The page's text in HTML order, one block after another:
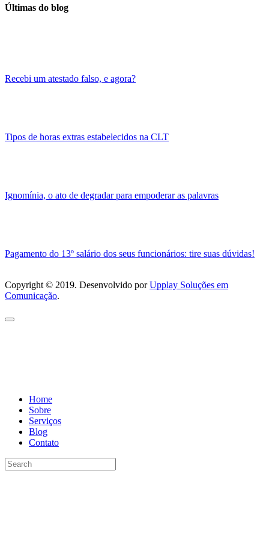
Últimas do blog
Recebi um atestado falso, e agora?
Tipos de horas extras estabelecidos na CLT
Ignomínia, o ato de degradar para empoderar as palavras
Pagamento do 13º salário dos seus funcionários: tire suas dúvidas!
Copyright © 2019. Desenvolvido porUpplay Soluções em
Comunicação.
Home
Sobre
Serviços
Blog
Contato